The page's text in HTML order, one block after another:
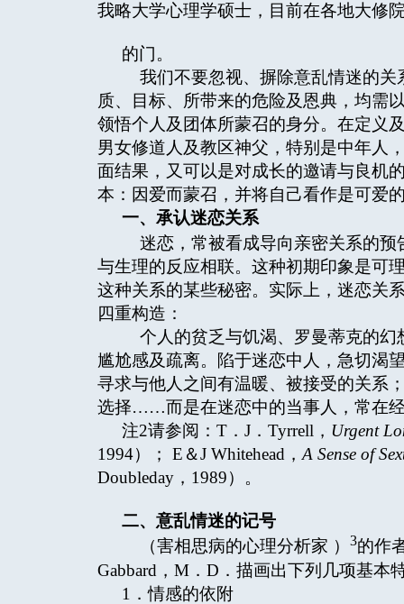
我略大学心理学硕士，目前在各地大修
的门。
我们不要忽视、摒除意乱情迷的关
质、目标、所带来的危险及恩典，均需
领悟个人及团体所蒙召的身分。在定义
男女修道人及教区神父，特别是中年人
面结果，又可以是对成长的邀请与良机
本：因爱而蒙召，并将自己看作是可爱
一、承认迷恋关系
迷恋，常被看成导向亲密关系的预
与生理的反应相联。这种初期印象是可
这种关系的某些秘密。实际上，迷恋关
四重构造：
个人的贫乏与饥渴、罗曼蒂克的幻
尴尬感及疏离。陷于迷恋中人，急切
寻求与他人之间有温暖、被接受的关系
选择……而是在迷恋中的当事人，常在
注2请参阅：T．J．Tyrrell， Urgent
1994）； E＆J Whitehead，A Sense of
Doubleday，1989）。
二、意乱情迷的记号
（害相思病的心理分析家 ）
3的作
Gabbard，M．D．描画出下列几项基本
1．情感的依附